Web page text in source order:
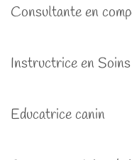
Consultante en
Instructrice en
Educatrice canin